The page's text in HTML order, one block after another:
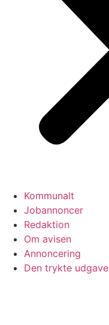
Kommunalt
Jobannoncer
Redaktion
Om avisen
Annoncering
Den trykte udgave